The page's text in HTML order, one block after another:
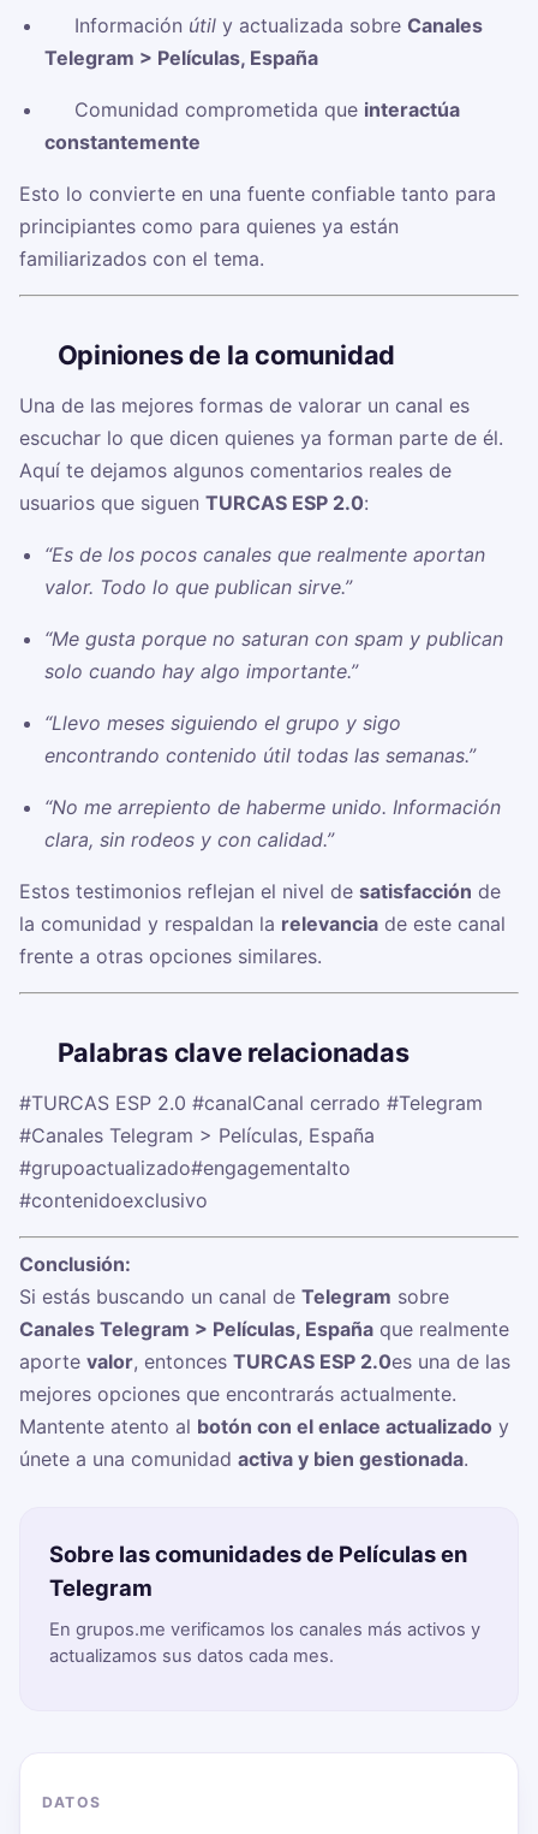
✅ Información útily actualizada sobre Canales
Telegram > Películas, España
✅ Comunidad comprometida que interactúa
constantemente
Esto lo convierte en una fuente confiable tanto para
principiantes como para quienes ya están
familiarizados con el tema.
Opiniones de la comunidad
Una de las mejores formas de valorar un canal es
escuchar lo que dicen quienes ya forman parte de él.
Aquí te dejamos algunos comentarios reales de
usuarios que siguen TURCAS ESP 2.0:
“Es de los pocos canales que realmente aportan
valor. Todo lo que publican sirve.”
“Me gusta porque no saturan con spam y publican
solo cuando hay algo importante.”
“Llevo meses siguiendo el grupo y sigo
encontrando contenido útil todas las semanas.”
“No me arrepiento de haberme unido. Información
clara, sin rodeos y con calidad.”
Estos testimonios reflejan el nivel de satisfacción de
la comunidad y respaldan la relevancia de este canal
frente a otras opciones similares.
Palabras clave relacionadas
#TURCAS ESP 2.0 #canalCanal cerrado #Telegram
#Canales Telegram > Películas, España
#grupoactualizado#engagementalto
#contenidoexclusivo
Conclusión:
Si estás buscando un canal de Telegram sobre
Canales Telegram > Películas, España que realmente
aporte valor, entonces TURCAS ESP 2.0es una de las
mejores opciones que encontrarás actualmente.
Mantente atento al botón con el enlace actualizado y
únete a una comunidad activa y bien gestionada.
Sobre las comunidades de Películas en
Telegram
En grupos.me verificamos los canales más activos y
actualizamos sus datos cada mes.
DATOS